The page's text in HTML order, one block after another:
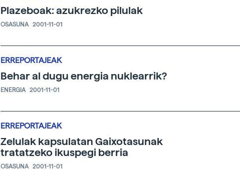
Plazeboak: azukrezko pilulak
OSASUNA 2001-11-01
ERREPORTAJEAK
Behar al dugu energia nuklearrik?
ENERGIA 2001-11-01
ERREPORTAJEAK
Zelulak kapsulatan Gaixotasunak
tratatzeko ikuspegi berria
OSASUNA 2001-11-01